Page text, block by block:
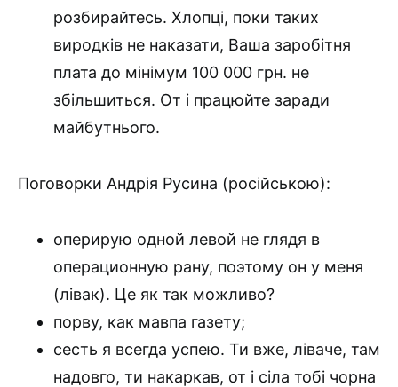
розбирайтесь. Хлопці, поки таких
виродків не наказати, Ваша заробітня
плата до мінімум 100 000 грн. не
збільшиться. От і працюйте заради
майбутнього.
Поговорки Андрія Русина (російською):
оперирую одной левой не глядя в
операционную рану, поэтому он у меня
(лівак). Це як так можливо?
порву, как мавпа газету;
сесть я всегда успею. Ти вже, ліваче, там
надовго, ти накаркав, от і сіла тобі чорна